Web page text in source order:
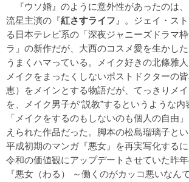
『ウソ婚』のように意外性があったのは
流星主演の『紅さすライフ 』。ジェイ・ス
る日本テレビ系の「深夜ジャニーズドラマ
ラ」の新作だが、大西のコスメ愛を生かし
うまくハマっている。メイク好きの北條雅人
メイクをまったくしないポストドクターの
恵）をメインとする物語だが、てっきりメイ
を、メイク男子が“説教”するというような内
「メイクをするのもしないのも個人の自由
えられた作品だった。脚本の松島瑠璃子と
平成初期のマンガ『悪女』を再実写化する
令和の価値観にアップデートさせていた昨
『悪女（わる） ～働くのがカッコ悪いなん